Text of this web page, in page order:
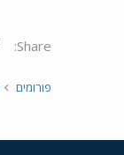
Share:
פורומים